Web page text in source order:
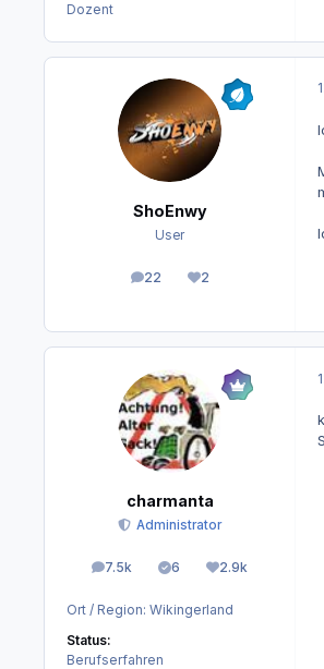
Dozent
ShoEnwy
User
22
Beiträge2
Reputation
charmanta
Administrator
7.5k
Beiträge 6
Lösungen2.9k
Reputation
Ort / Region: Wikingerland
Status:
Berufserfahren